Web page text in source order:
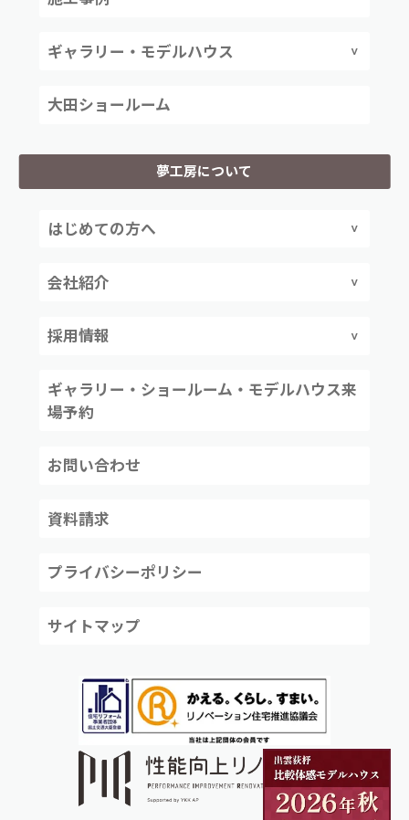
ギャラリー・モデルハウス
大田ショールーム
夢工房について
はじめての方へ
会社紹介
採用情報
ギャラリー・ショールーム・モデルハウス来
場予約
お問い合わせ
資料請求
プライバシーポリシー
サイトマップ